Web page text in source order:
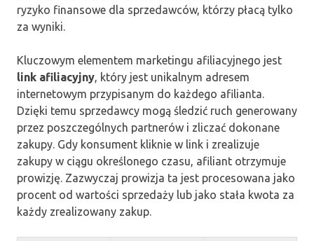
ryzyko finansowe dla sprzedawców, którzy płacą tylko
za wyniki.
Kluczowym elementem marketingu afiliacyjnego jest
link afiliacyjny, który jest unikalnym adresem
internetowym przypisanym do każdego afilianta.
Dzięki temu sprzedawcy mogą śledzić ruch generowany
przez poszczególnych partnerów i zliczać dokonane
zakupy. Gdy konsument kliknie w link i zrealizuje
zakupy w ciągu określonego czasu, afiliant otrzymuje
prowizję. Zazwyczaj prowizja ta jest procesowana jako
procent od wartości sprzedaży lub jako stała kwota za
każdy zrealizowany zakup.